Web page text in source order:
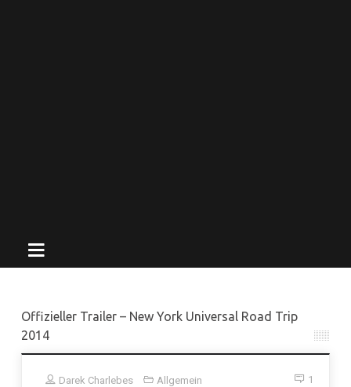
Offizieller Trailer – New York Universal Road Trip
2014
Darek Charlebes Allgemein 1